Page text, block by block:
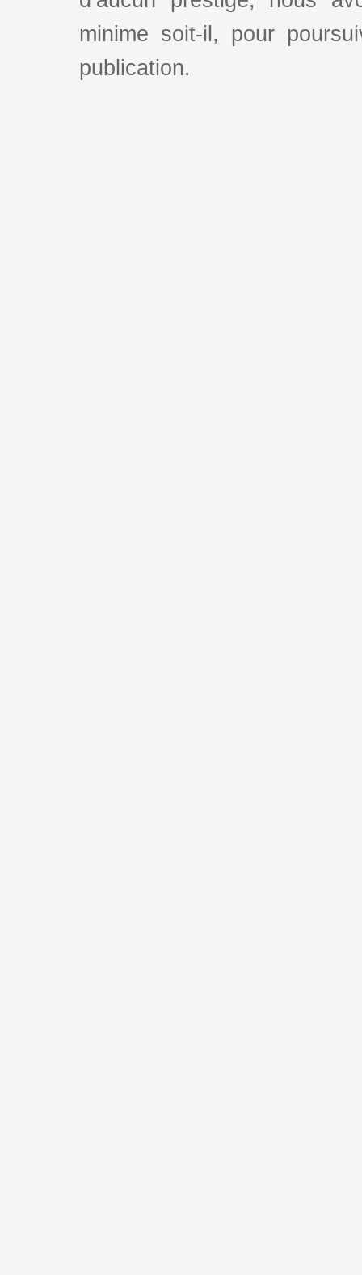
minime soit-il, pour
publication.